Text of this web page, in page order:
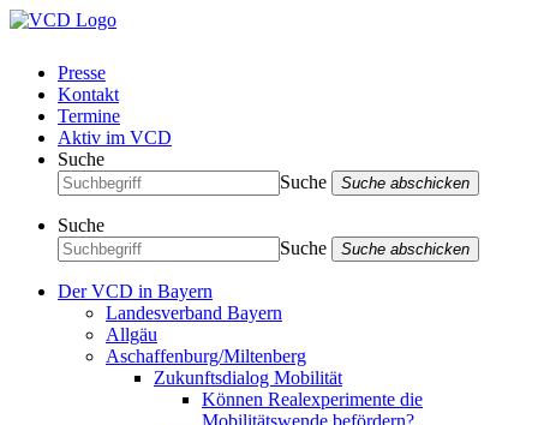
Presse
Kontakt
Termine
Aktiv im VCD
Suche
Suche
Suche abschicken
Suche
Suche
Suche abschicken
Der VCD in Bayern
Landesverband Bayern
Allgäu
Aschaffenburg/Miltenberg
Zukunftsdialog Mobilität
Können Realexperimente die
Mobilitätswende befördern?